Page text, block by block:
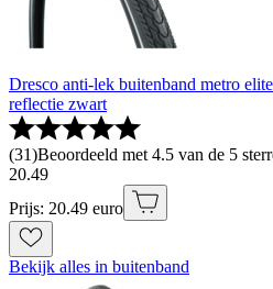
Dresco anti-lek buitenband metro
reflectie zwart
(31)Beoordeeld met 4.5 van de 5
20.49
Prijs: 20.49 euro
Bekijk alles in buitenband